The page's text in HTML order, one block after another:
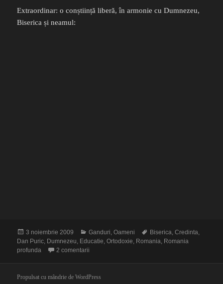
Extraordinar: o conștiință liberă, în armonie cu Dumnezeu,
Biserica și neamul:
Publicat
pe
3 noiembrie 2009 Categorii
Ganduri,Oameni Etichete
Biserica,Credinta,
Dan Puric, Dumnezeu, Educatie,Ortodoxie, Romania, Romania
profunda
2 comentarii
Propulsat cu mândrie de WordPress